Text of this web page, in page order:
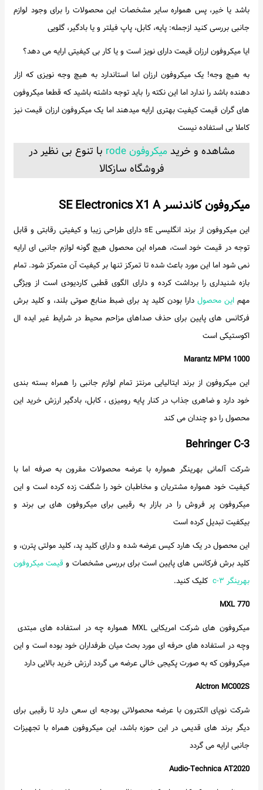
باشد یا خیر، پس همواره سایر مشخصات این محصولات را برای وجود لوازم
جانبی بررسی کنید ازجمله: پایه، کابل، پاپ فیلتر و یا بادگیر، گلویی
ایا میکروفون ارزان قیمت دارای نویز است و یا کار بی کیفیتی ارایه می دهد؟
به هیچ وجه! یک میکروفون ارزان اما استاندارد به هیچ وجه نویزی که ازار
دهنده باشد را ندارد اما این نکته را باید توجه داشته باشید که قطعا میکروفون
های گران قیمت کیفیت بهتری ارایه میدهند اما یک میکروفون ارزان قیمت نیز
کاملا بی استفاده نیست
مشاهده و خریدمیکروفون rode
با تنوع بی نظیر در
فروشگاه سازکالا
میکروفون کاندنسر SE Electronics X1 A
این میکروفون از برند انگلیسی sE دارای طراحی زیبا و کیفیتی رقابتی و قابل
توجه در قیمت خود است، همراه این محصول هیچ گونه لوازم جانبی ای ارایه
نمی شود اما این مورد باعث شده تا تمرکز تنها بر کیفیت آن متمرکز شود. تمام
بازه شنیداری را برداشت کرده و دارای الگوی قطبی کاردیودی است از ویژگی
مهماین محصول دارا بودن کلید پد برای ضبط منابع صوتی بلند، و کلید برش
فرکانس های پایین برای حذف صداهای مزاحم محیط در شرایط غیر ایده ال
اکوستیکی است
Marantz MPM 1000
این میکروفون از برند ایتالیایی مرنتز تمام لوازم جانبی را همراه بسته بندی
خود دارد و ضاهری جذاب در کنار پایه رومیزی ، کابل، بادگیر ارزش خرید این
محصول را دو چندان می کند
Behringer C-3
شرکت آلمانی بهرینگر همواره با عرضه محصولات مقرون به صرفه اما با
کیفیت خود همواره مشتریان و مخاطبان خود را شگفت زده کرده است و این
میکروفون پر فروش را در بازار به رقیبی برای میکروفون های بی برند و
بیکفیت تبدیل کرده است
این محصول در یک هارد کیس عرضه شده و دارای کلید پد، کلید مولتی پترن، و
کلید برش فرکانس های پایین است برای بررسی مشخصات و قیمت میکروفون
بهرینگر c-۳
کلیک کنید.
MXL 770
میکروفون های شرکت امریکایی MXL همواره چه در استفاده های مبتدی
وچه در استفاده های حرفه ای مورد بحث میان طرفداران خود بوده است و این
میکروفون که به صورت پکیجی خالی عرضه می گردد ارزش خرید بالایی دارد
Alctron MC002S
شرکت نوپای الکترون با عرضه محصولاتی بودجه ای سعی دارد تا رقیبی برای
دیگر برند های قدیمی در این حوزه باشد، این میکروفون همراه با تجهیزات
جانبی ارایه می گردد
Audio-Technica AT2020